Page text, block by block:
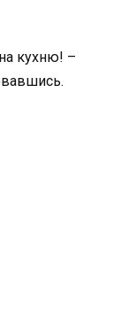
кухню! –